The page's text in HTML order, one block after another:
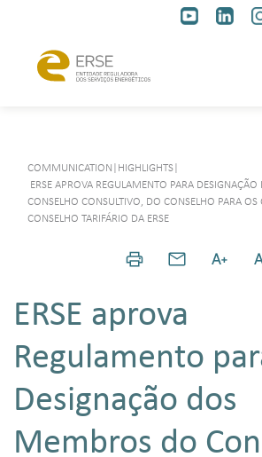
COMMUNICATION HIGHLIGHTS
ERSE APROVA REGULAMENTO PARA
CONSELHO CONSULTIVO, DO CONSELHO PARA OS
CONSELHO TARIFÁRIO DA ERSE
ERSE aprova
Regulamento
Designação dos
Membros do